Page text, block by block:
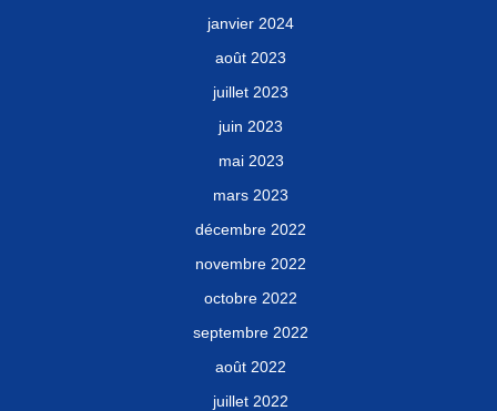
janvier 2024
août 2023
juillet 2023
juin 2023
mai 2023
mars 2023
décembre 2022
novembre 2022
octobre 2022
septembre 2022
août 2022
juillet 2022